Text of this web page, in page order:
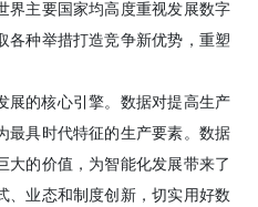
界主要国家均高度重视发展数字
各种举措打造竞争新优势，重塑
展的核心引擎。数据对提高生产
最具时代特征的生产要素。数据
大的价值，为智能化发展带来了
、业态和制度创新，切实用好数